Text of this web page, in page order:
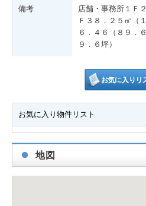
備考
店舗・事務所１Ｆ
Ｆ３８．２５㎡（
６．４６（８９．
９．６坪）
お気に入り物件リスト
地図